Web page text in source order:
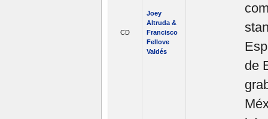
CD
Joey
Altruda &
Francisco
Fellove
Valdés
de